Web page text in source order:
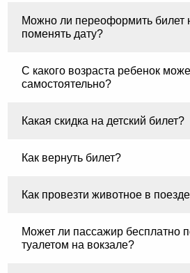
Можно ли переоформить билет
поменять дату?
С какого возраста ребенок
самостоятельно?
Какая скидка на детский билет?
Как вернуть билет?
Как провезти животное в
Может ли пассажир бесплатно
туалетом на вокзале?